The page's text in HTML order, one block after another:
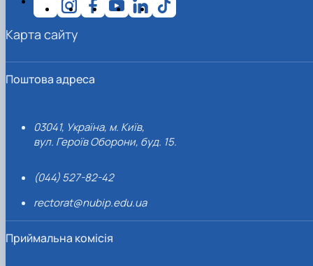
Поштова адреса
03041, Україна, м. Київ,
вул. Героїв Оборони, буд. 15.
(044) 527-82-42
rectorat@nubip.edu.ua
Приймальна комісія
Карта сайту